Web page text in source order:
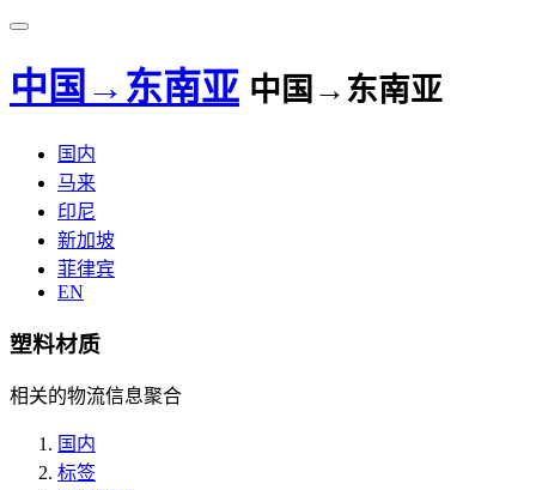
中国→东南亚 中国→东南亚
国内
马来
印尼
新加坡
菲律宾
EN
塑料材质
相关的物流信息聚合
国内
标签